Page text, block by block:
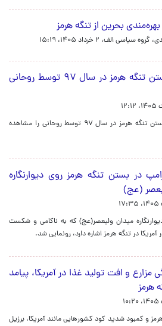
بحرین از تنگه هرمز
گروه سیاسی الف، ۲ خرداد ۱۴۰۵، ۱۵:۱۹
هرمز در سال ۹۷ توسط روحانی
تهدید به بستن تنگه هرمز در سال ۹۷ توسط روحانی را مشاهده
در بستن تنگه هرمز روی دیوارنگاره
(عج)
میدان ولیعصر(عج) که به ناکامی و شکست
در تنگه هرمز اشاره دارد، رونمایی شد.
مزارع و افت تولید غذا در آمریکا، پیامد
هرمز
و کمبود شدید کود کشورهایی مانند آمریکا، برزیل